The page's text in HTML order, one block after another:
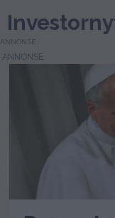
vatikanet
ANNONSE